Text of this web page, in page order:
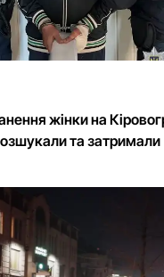
жінки на
та затримали